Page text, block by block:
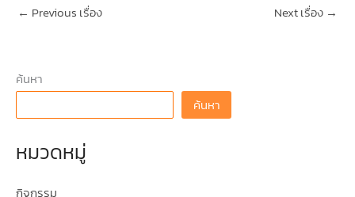
← Previous เรื่อง Next เรื่อง →
ค้นหา
ค้นหา
หมวดหมู่
กิจกรรม